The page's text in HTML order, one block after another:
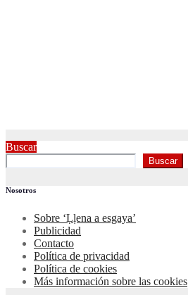
Buscar
Buscar
Nosotros
Sobre ‘Ḷḷena a esgaya’
Publicidad
Contacto
Política de privacidad
Política de cookies
Más información sobre las cookies